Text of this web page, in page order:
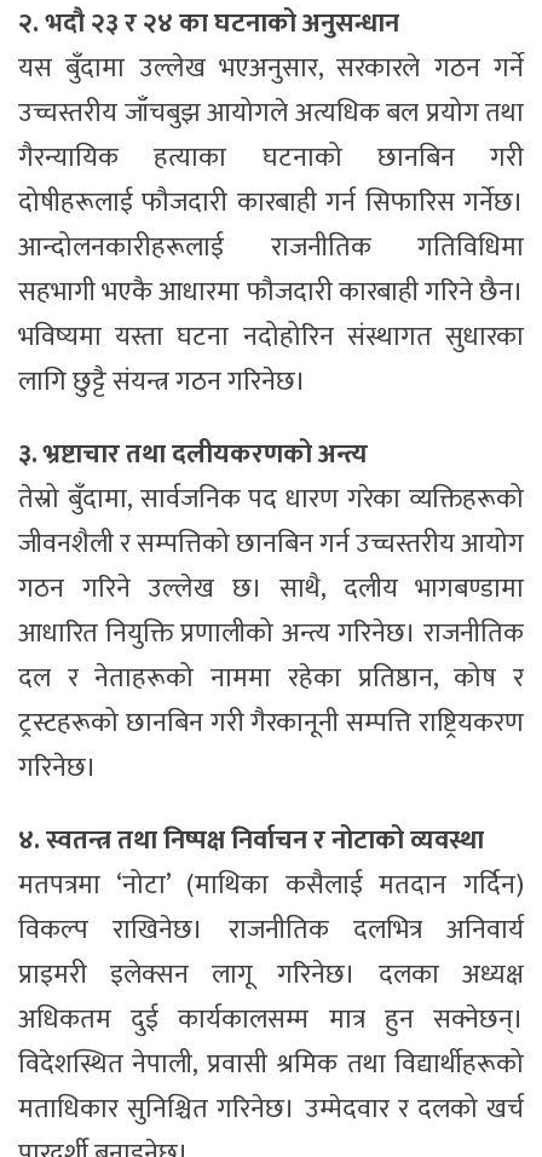
२. भदौ २३ र २४ का घटनाको अनुसन्धान
यस बुँदामा उल्लेख भएअनुसार, सरकारले गठन गर्ने
उच्चस्तरीय जाँचबुझ आयोगले अत्यधिक बल प्रयोग तथा
गैरन्यायिक हत्याका घटनाको छानबिन गरी
दोषीहरूलाई फौजदारी कारबाही गर्न सिफारिस गर्नेछ।
आन्दोलनकारीहरूलाई राजनीतिक गतिविधिमा
सहभागी भएकै आधारमा फौजदारी कारबाही गरिने छैन।
भविष्यमा यस्ता घटना नदोहोरिन संस्थागत सुधारका
लागि छुट्टै संयन्त्र गठन गरिनेछ।
३. भ्रष्टाचार तथा दलीयकरणको अन्त्य
तेस्रो बुँदामा, सार्वजनिक पद धारण गरेका व्यक्तिहरूको
जीवनशैली र सम्पत्तिको छानबिन गर्न उच्चस्तरीय आयोग
गठन गरिने उल्लेख छ। साथै, दलीय भागबण्डामा
आधारित नियुक्ति प्रणालीको अन्त्य गरिनेछ। राजनीतिक
दल र नेताहरूको नाममा रहेका प्रतिष्ठान, कोष र
ट्रस्टहरूको छानबिन गरी गैरकानूनी सम्पत्ति राष्ट्रियकरण
गरिनेछ।
४. स्वतन्त्र तथा निष्पक्ष निर्वाचन र नोटाको व्यवस्था
मतपत्रमा ‘नोटा’ (माथिका कसैलाई मतदान गर्दिन)
विकल्प राखिनेछ। राजनीतिक दलभित्र अनिवार्य
प्राइमरी इलेक्सन लागू गरिनेछ। दलका अध्यक्ष
अधिकतम दुई कार्यकालसम्म मात्र हुन सक्नेछन्।
विदेशस्थित नेपाली, प्रवासी श्रमिक तथा विद्यार्थीहरूको
मताधिकार सुनिश्चित गरिनेछ। उम्मेदवार र दलको खर्च